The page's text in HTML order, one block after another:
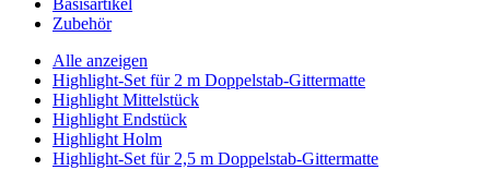
Basisartikel
Zubehör
Alle anzeigen
Highlight-Set für 2 m Doppelstab-Gittermatte
Highlight Mittelstück
Highlight Endstück
Highlight Holm
Highlight-Set für 2,5 m Doppelstab-Gittermatte